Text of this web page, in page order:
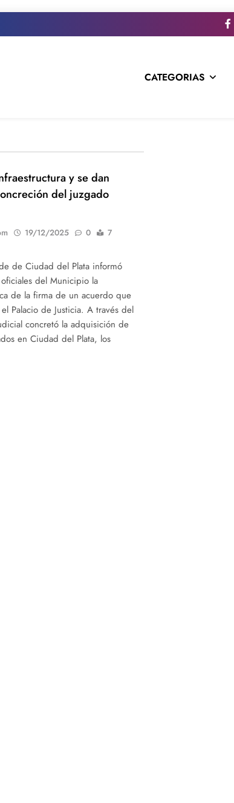
CATEGORIAS
y se dan
del juzgado
19/12/2025 0
7
de Ciudad del Plata informó
del Municipio la
de la firma de un acuerdo que
Palacio de Justicia. A través del
concretó la adquisición de
en Ciudad del Plata, los